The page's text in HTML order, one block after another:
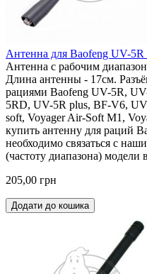
Антенна для Baofeng UV-
Антенна с рабочим
Длина антенны - 17см.
рациями Baofeng UV-5R,
5RD, UV-5R plus, BF-V6,
soft, Voyager Air-Soft M1,
купить антенну для раций
необходимо связаться с
(частоту диапазона) модели
205,00 грн
Додати до кошика